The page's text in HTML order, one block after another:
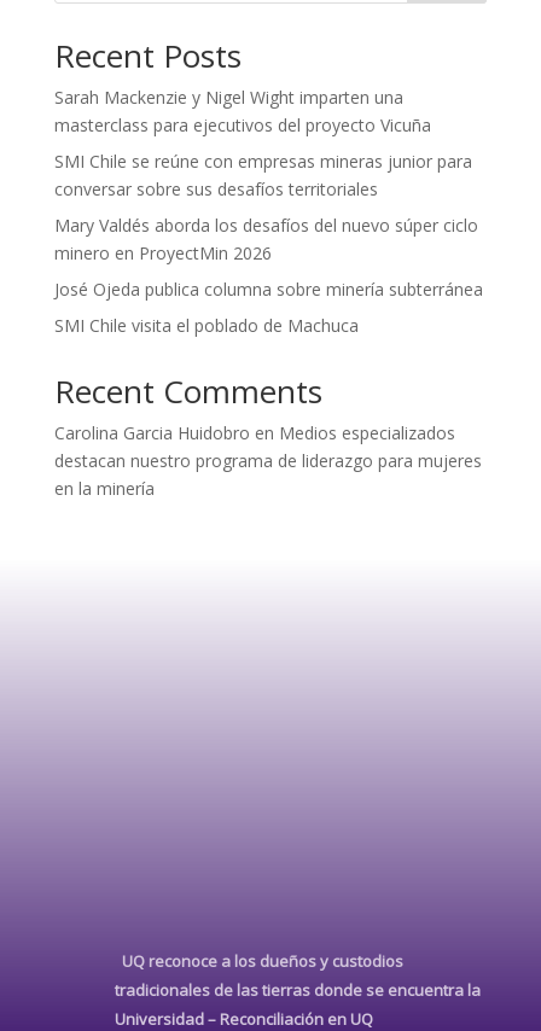
Recent Posts
Sarah Mackenzie y Nigel Wight imparten una
masterclass para ejecutivos del proyecto Vicuña
SMI Chile se reúne con empresas mineras junior para
conversar sobre sus desafíos territoriales
Mary Valdés aborda los desafíos del nuevo súper ciclo
minero en ProyectMin 2026
José Ojeda publica columna sobre minería subterránea
SMI Chile visita el poblado de Machuca
Recent Comments
Carolina Garcia Huidobro en Medios especializados
destacan nuestro programa de liderazgo para mujeres
en la minería
UQ reconoce a los dueños y custodios
tradicionales de las tierras donde se encuentra la
Universidad – Reconciliación en UQ